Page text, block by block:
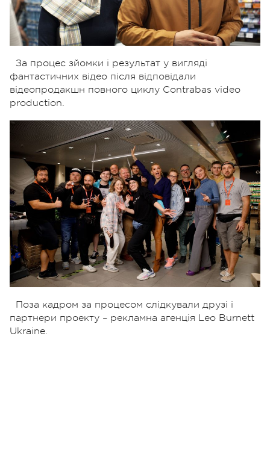
За процес зйомки і результат у вигляді
фантастичних відео після відповідали
відеопродакшн повного циклу Contrabas video
production.
Поза кадром за процесом слідкували друзі і
партнери проекту – рекламна агенція Leo Burnett
Ukraine.